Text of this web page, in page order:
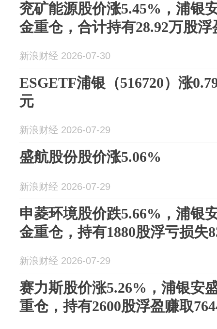
兖矿能源股价涨5.45%，浦银
金重仓，合计持有28.92万股浮
新浪财经 2026-07-30
ESGETF浦银（516720）涨
元
新浪财经 2026-07-29
盛航股份股价涨5.06%
新浪财经 2026-07-29
申菱环境股价跌5.66%，浦银
金重仓，持有1880股浮亏损失
新浪财经 2026-07-29
赛力斯股价涨5.26%，浦银安
重仓，持有2600股浮盈赚取